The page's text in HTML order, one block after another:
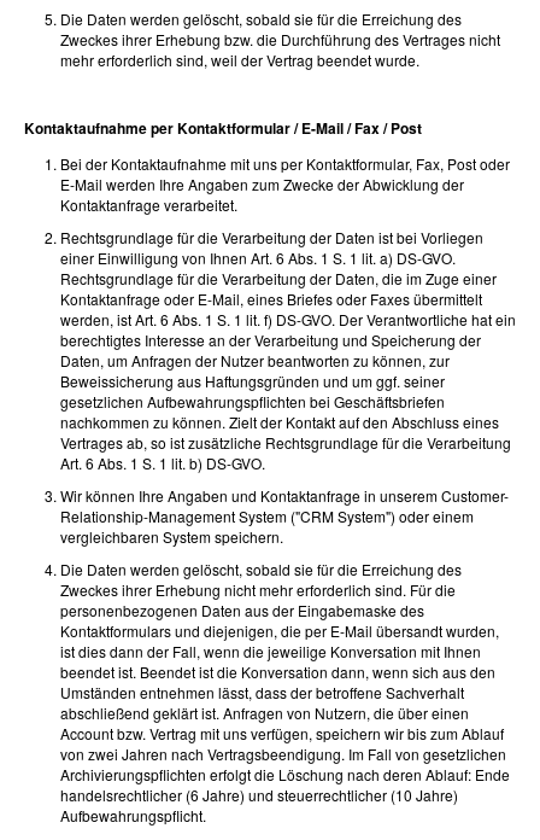
Die Daten werden gelöscht, sobald sie für die Erreichung des
Zweckes ihrer Erhebung bzw. die Durchführung des Vertrages nicht
mehr erforderlich sind, weil der Vertrag beendet wurde.
Kontaktaufnahme per Kontaktformular / E-Mail / Fax / Post
Bei der Kontaktaufnahme mit uns per Kontaktformular, Fax, Post oder
E-Mail werden Ihre Angaben zum Zwecke der Abwicklung der
Kontaktanfrage verarbeitet.
Rechtsgrundlage für die Verarbeitung der Daten ist bei Vorliegen
einer Einwilligung von Ihnen Art. 6 Abs. 1 S. 1 lit. a) DS-GVO.
Rechtsgrundlage für die Verarbeitung der Daten, die im Zuge einer
Kontaktanfrage oder E-Mail, eines Briefes oder Faxes übermittelt
werden, ist Art. 6 Abs. 1 S. 1 lit. f) DS-GVO. Der Verantwortliche hat ein
berechtigtes Interesse an der Verarbeitung und Speicherung der
Daten, um Anfragen der Nutzer beantworten zu können, zur
Beweissicherung aus Haftungsgründen und um ggf. seiner
gesetzlichen Aufbewahrungspflichten bei Geschäftsbriefen
nachkommen zu können. Zielt der Kontakt auf den Abschluss eines
Vertrages ab, so ist zusätzliche Rechtsgrundlage für die Verarbeitung
Art. 6 Abs. 1 S. 1 lit. b) DS-GVO.
Wir können Ihre Angaben und Kontaktanfrage in unserem Customer-
Relationship-Management System ("CRM System") oder einem
vergleichbaren System speichern.
Die Daten werden gelöscht, sobald sie für die Erreichung des
Zweckes ihrer Erhebung nicht mehr erforderlich sind. Für die
personenbezogenen Daten aus der Eingabemaske des
Kontaktformulars und diejenigen, die per E-Mail übersandt wurden,
ist dies dann der Fall, wenn die jeweilige Konversation mit Ihnen
beendet ist. Beendet ist die Konversation dann, wenn sich aus den
Umständen entnehmen lässt, dass der betroffene Sachverhalt
abschließend geklärt ist. Anfragen von Nutzern, die über einen
Account bzw. Vertrag mit uns verfügen, speichern wir bis zum Ablauf
von zwei Jahren nach Vertragsbeendigung. Im Fall von gesetzlichen
Archivierungspflichten erfolgt die Löschung nach deren Ablauf: Ende
handelsrechtlicher (6 Jahre) und steuerrechtlicher (10 Jahre)
Aufbewahrungspflicht.